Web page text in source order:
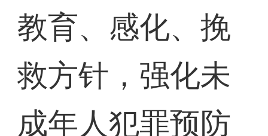
教育、感化、挽
救方针，强化未
成年人犯罪预防